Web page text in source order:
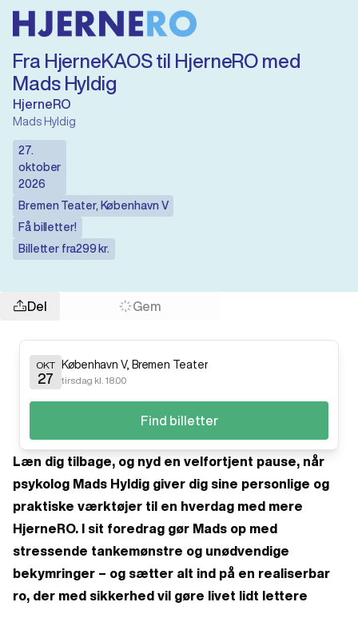
HjerneRO
Mads Hyldig
Fra HjerneKAOS til HjerneRO med
Mads Hyldig
27.
oktober
2026
Bremen Teater, København V
Få billetter!
Billetter fra299 kr.
Del Gem
OKT
27
København V, Bremen Teater
tirsdag kl. 18.00
Find billetter
Læn dig tilbage, og nyd en velfortjent pause, når
psykolog Mads Hyldig giver dig sine personlige og
praktiske værktøjer til en hverdag med mere
HjerneRO. I sit foredrag gør Mads op med
stressende tankemønstre og unødvendige
bekymringer – og sætter alt ind på en realiserbar
ro, der med sikkerhed vil gøre livet lidt lettere